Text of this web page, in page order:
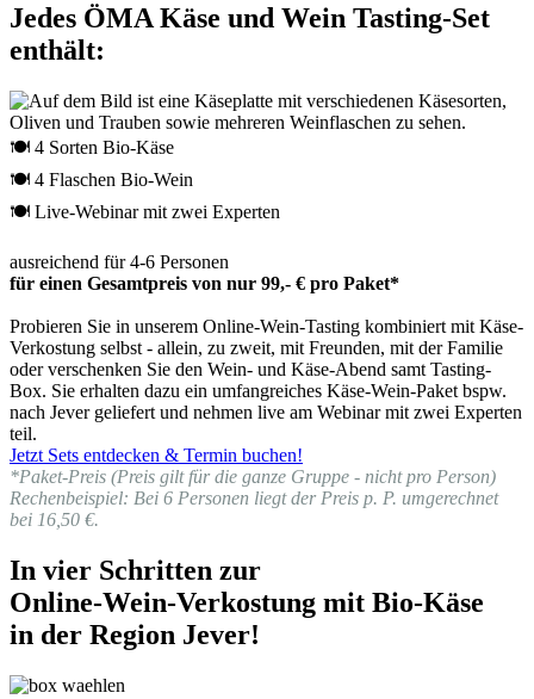
Jedes ÖMA Käse und Wein Tasting-Set
enthält:
🍽 4 Sorten Bio-Käse
🍽 4 Flaschen Bio-Wein
🍽 Live-Webinar mit zwei Experten
ausreichend für 4-6 Personen
für einen Gesamtpreis von nur 99,- € pro Paket*
Probieren Sie in unserem Online-Wein-Tasting kombiniert mit Käse-
Verkostung selbst - allein, zu zweit, mit Freunden, mit der Familie
oder verschenken Sie den Wein- und Käse-Abend samt Tasting-
Box. Sie erhalten dazu ein umfangreiches Käse-Wein-Paket bspw.
nach Jever geliefert und nehmen live am Webinar mit zwei Experten
teil.
Jetzt Sets entdecken & Termin buchen!
*Paket-Preis (Preis gilt für die ganze Gruppe - nicht pro Person)
Rechenbeispiel: Bei 6 Personen liegt der Preis p. P. umgerechnet
bei 16,50 €.
In vier Schritten zur
Online-Wein-Verkostung mit Bio-Käse
in der Region Jever!